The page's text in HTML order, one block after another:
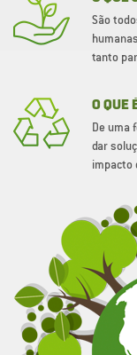
São
tanto
O QUE
De uma
dar
impacto